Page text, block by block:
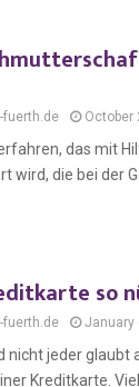
fuerth.de October
das mit
wird, die bei der
so
fuerth.de January
nicht jeder glaubt
Kreditkarte.